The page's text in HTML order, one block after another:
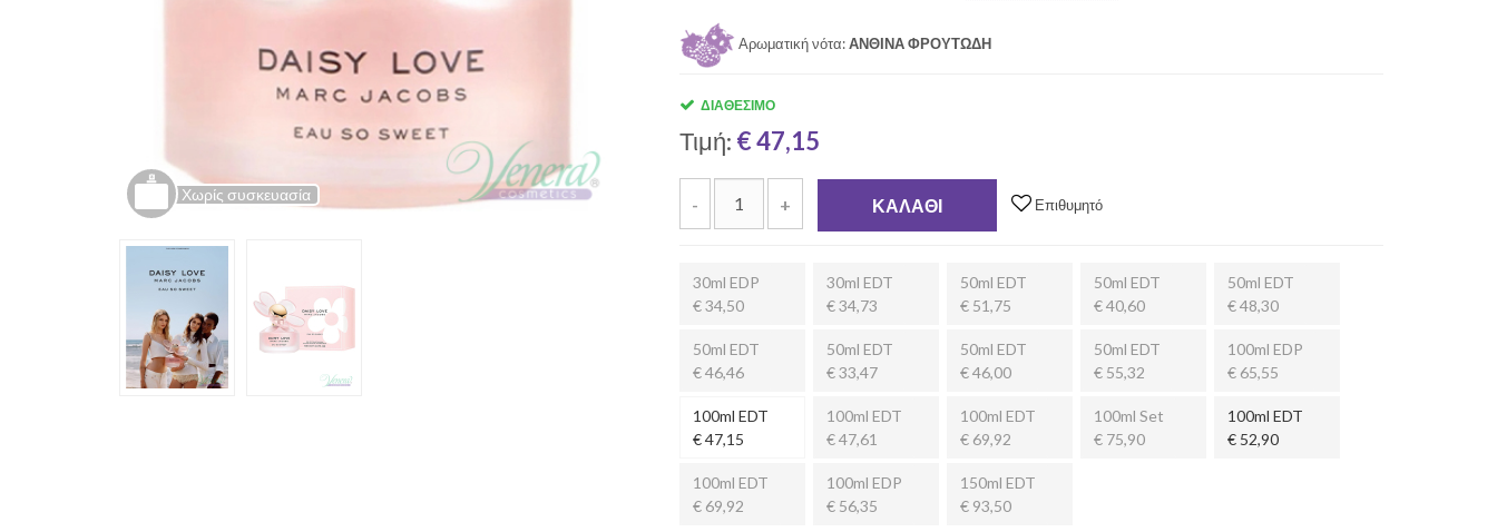
Χωρίς συσκευασία
Αρωματική νότα:ΑΝΘΙΝΑ ΦΡΟΥΤΩΔΗ
ΔΙΑΘΈΣΙΜΟ
Τιμή: € 47,15
- + ΚΑΛΆΘΙ Επιθυμητό
30ml EDP
€ 34,50
30ml EDT
€ 34,73
50ml EDT
€ 51,75
50ml EDT
€ 40,60
50ml EDT
€ 48,30
50ml EDT
€ 46,46
50ml EDT
€ 33,47
50ml EDT
€ 46,00
50ml EDT
€ 55,32
100ml EDP
€ 65,55
100ml EDT
€ 47,15
100ml EDT
€ 47,61
100ml EDT
€ 69,92
100ml Set
€ 75,90
100ml EDT
€ 52,90
100ml EDT
€ 69,92
100ml EDP
€ 56,35
150ml EDT
€ 93,50